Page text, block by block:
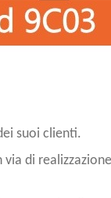
suoi clienti.
di